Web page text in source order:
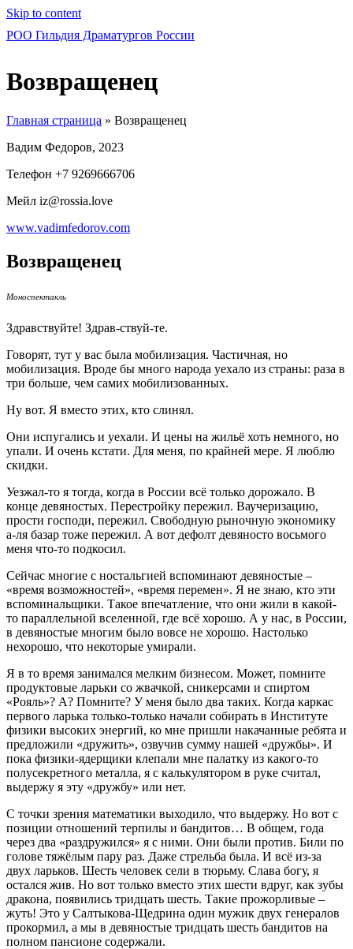
Skip to content
РОО Гильдия Драматургов России
Возвращенец
Главная страница » Возвращенец
Вадим Федоров, 2023
Телефон +7 9269666706
Мейл iz@rossia.love
www.vadimfedorov.com
Возвращенец
Моноспектакль
Здравствуйте! Здрав-ствуй-те.
Говорят, тут у вас была мобилизация. Частичная, но
мобилизация. Вроде бы много народа уехало из страны: раза в
три больше, чем самих мобилизованных.
Ну вот. Я вместо этих, кто слинял.
Они испугались и уехали. И цены на жильё хоть немного, но
упали. И очень кстати. Для меня, по крайней мере. Я люблю
скидки.
Уезжал-то я тогда, когда в России всё только дорожало. В
конце девяностых. Перестройку пережил. Ваучеризацию,
прости господи, пережил. Свободную рыночную экономику
а-ля базар тоже пережил. А вот дефолт девяносто восьмого
меня что-то подкосил.
Сейчас многие с ностальгией вспоминают девяностые –
«время возможностей», «время перемен». Я не знаю, кто эти
вспоминальщики. Такое впечатление, что они жили в какой-
то параллельной вселенной, где всё хорошо. А у нас, в России,
в девяностые многим было вовсе не хорошо. Настолько
нехорошо, что некоторые умирали.
Я в то время занимался мелким бизнесом. Может, помните
продуктовые ларьки со жвачкой, сникерсами и спиртом
«Рояль»? А? Помните? У меня было два таких. Когда каркас
первого ларька только-только начали собирать в Институте
физики высоких энергий, ко мне пришли накачанные ребята и
предложили «дружить», озвучив сумму нашей «дружбы». И
пока физики-ядерщики клепали мне палатку из какого-то
полусекретного металла, я с калькулятором в руке считал,
выдержу я эту «дружбу» или нет.
С точки зрения математики выходило, что выдержу. Но вот с
позиции отношений терпилы и бандитов… В общем, года
через два «раздружился» я с ними. Они были против. Били по
голове тяжёлым пару раз. Даже стрельба была. И всё из-за
двух ларьков. Шесть человек сели в тюрьму. Слава богу, я
остался жив. Но вот только вместо этих шести вдруг, как зубы
дракона, появились тридцать шесть. Такие прожорливые –
жуть! Это у Салтыкова-Щедрина один мужик двух генералов
прокормил, а мы в девяностые тридцать шесть бандитов на
полном пансионе содержали.